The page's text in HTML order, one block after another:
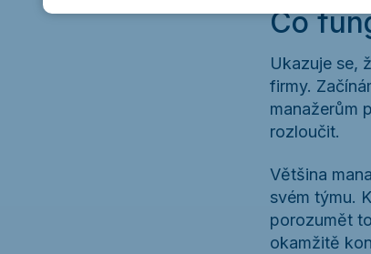
Co
Ukazuje se,
firmy.
manažerům
rozloučit.
Většina
svém týmu.
porozumět
okamžitě